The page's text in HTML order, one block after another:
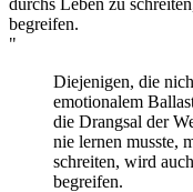
"
Diejenigen, die
emotionalem
die Drangsal der
nie lernen musste,
schreiten, wird
begreifen.